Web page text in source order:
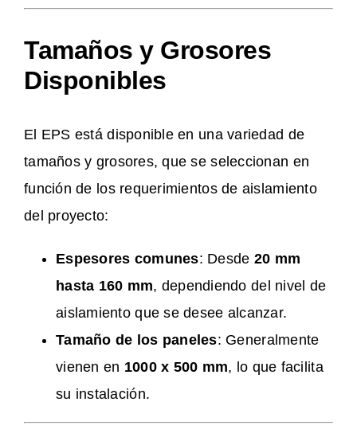
Tamaños y Grosores
Disponibles
El EPS está disponible en una variedad de
tamaños y grosores, que se seleccionan en
función de los requerimientos de aislamiento
del proyecto:
Espesores comunes: Desde 20 mm
hasta 160 mm, dependiendo del nivel de
aislamiento que se desee alcanzar.
Tamaño de los paneles: Generalmente
vienen en 1000 x 500 mm, lo que facilita
su instalación.